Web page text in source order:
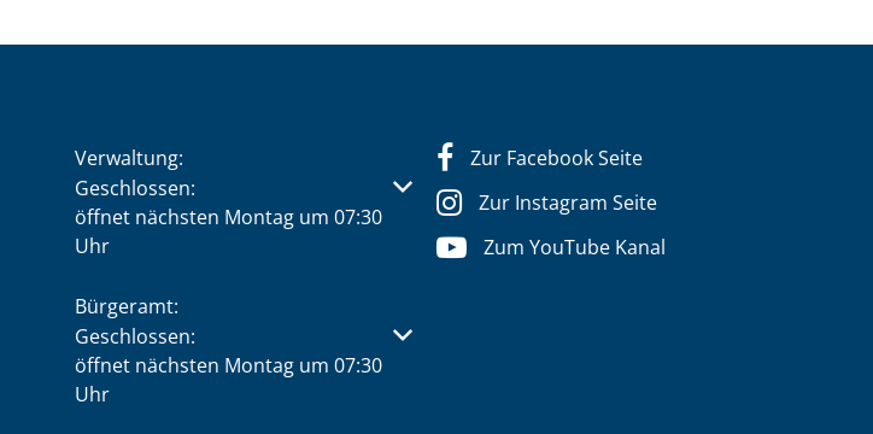
Verwaltung:
Klicken, um weitere Öffnungs- oder Schließzeiten auszublenden
Geschlossen:
öffnet nächsten Montag um 07:30
Uhr
Bürgeramt:
Klicken, um weitere Öffnungs- oder Schließzeiten auszublenden
Geschlossen:
öffnet nächsten Montag um 07:30
Uhr
Zur Facebook Seite
Zur Instagram Seite
Zum YouTube Kanal